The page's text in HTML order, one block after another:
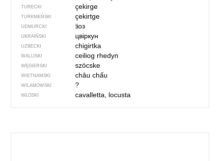
TURECKI çekirge
TURKMEŃSKI çekirtge
UDMURCKI ӟоз
UKRAIŃSKI цвіркун
UZBECKI chigirtka
WALIJSKI ceiliog rhedyn
WĘGIERSKI szöcske
WIETNAMSKI châu chấu
WILAMOWSKI ?
WŁOSKI cavalletta, locusta